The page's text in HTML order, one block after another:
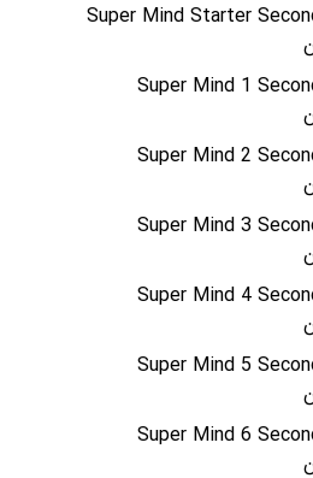
Super Mind Starter
Super Mind 1
Super Mind 2
Super Mind 3
Super Mind 4
Super Mind 5
Super Mind 6